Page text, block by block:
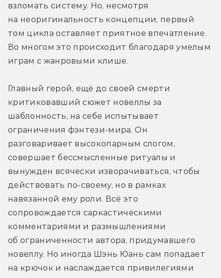
взломать систему. Но, несмотря
на неоригинальность концепции, первый
Во многом это происходит благодаря умелым
играм с жанровыми клише.
Главный герой, ещё до своей смерти
критиковавший сюжет новеллы за
шаблонность, на себе испытывает
ограничения фэнтези-мира. Он
разговаривает высокопарным слогом,
совершает бессмысленные ритуалы и
вынужден всячески изворачиваться, чтобы
действовать по-своему, но в рамках
навязанной ему роли. Всё это
сопровождается саркастическими
комментариями и размышлениями
об ограниченности автора, придумавшего
новеллу. Но иногда Шэнь Юань сам попадает
на крючок и наслаждается привилегиями